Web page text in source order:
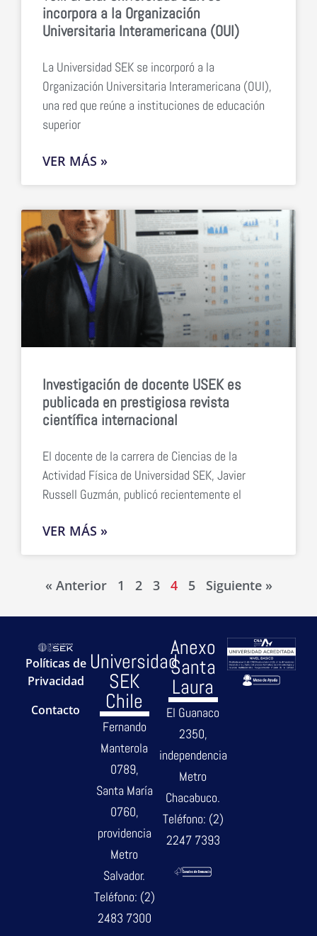
incorpora a la Organización
Universitaria Interamericana (OUI)
La Universidad SEK se incorporó a la
Organización Universitaria Interamericana (OUI),
una red que reúne a instituciones de educación
superior
VER MÁS »
Investigación de docente USEK es
publicada en prestigiosa revista
científica internacional
El docente de la carrera de Ciencias de la
Actividad Física de Universidad SEK, Javier
Russell Guzmán, publicó recientemente el
VER MÁS »
« Anterior 1 2 3 4 5 Siguiente »
Políticas de
Privacidad
Contacto
Universidad
SEK
Chile
Fernando
Manterola
0789,
Santa María
0760,
providencia
Metro
Salvador.
Teléfono: (2)
2483 7300
Anexo
Santa
Laura
El Guanaco
2350,
independencia
Metro
Chacabuco.
Teléfono: (2)
2247 7393